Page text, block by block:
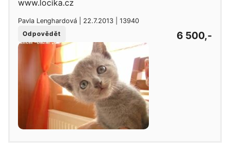
www.locika.cz
Pavla Lenghardová | 22.7.2013 | 13940
Odpovědět
6 500,-